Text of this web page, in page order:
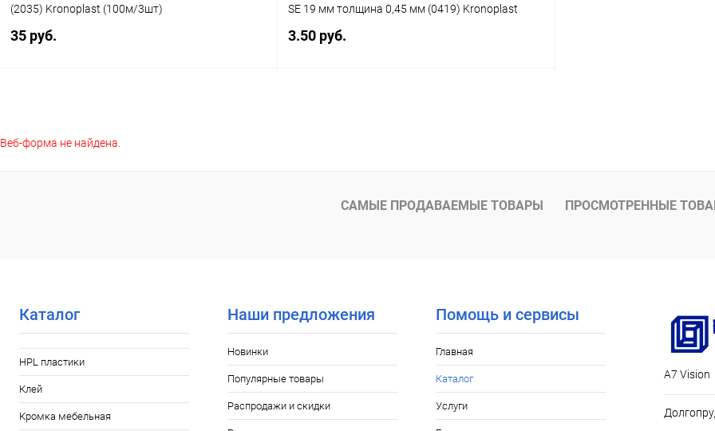
(2035) Kronoplast (100м/3шт)
35 руб.
Купить в 1 клик
В избранное Под заказ
SE 19 мм толщина 0,45 мм (0419) Kronoplast
3.50 руб.
В избранное Под заказ
Веб-форма не найдена.
САМЫЕ ПРОДАВАЕМЫЕ ТОВАРЫ ПРОСМОТРЕННЫЕ
Каталог
HPL пластики
Клей
Кромка мебельная
Наши предложения
Новинки
Популярные товары
Распродажи и скидки
Помощь и сервисы
Главная
Каталог
Услуги
А7 Vision